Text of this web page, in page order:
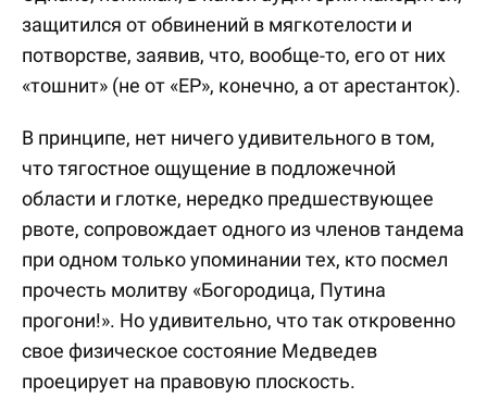
защитился от обвинений в мягкотелости и
потворстве, заявив, что, вообще-то, его от них
«тошнит» (не от «ЕР», конечно, а от арестанток).
В принципе, нет ничего удивительного в том,
что тягостное ощущение в подложечной
области и глотке, нередко предшествующее
рвоте, сопровождает одного из членов тандема
при одном только упоминании тех, кто посмел
прочесть молитву «Богородица, Путина
прогони!». Но удивительно, что так откровенно
свое физическое состояние Медведев
проецирует на правовую плоскость.